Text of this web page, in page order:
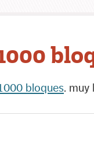
bloques. muy